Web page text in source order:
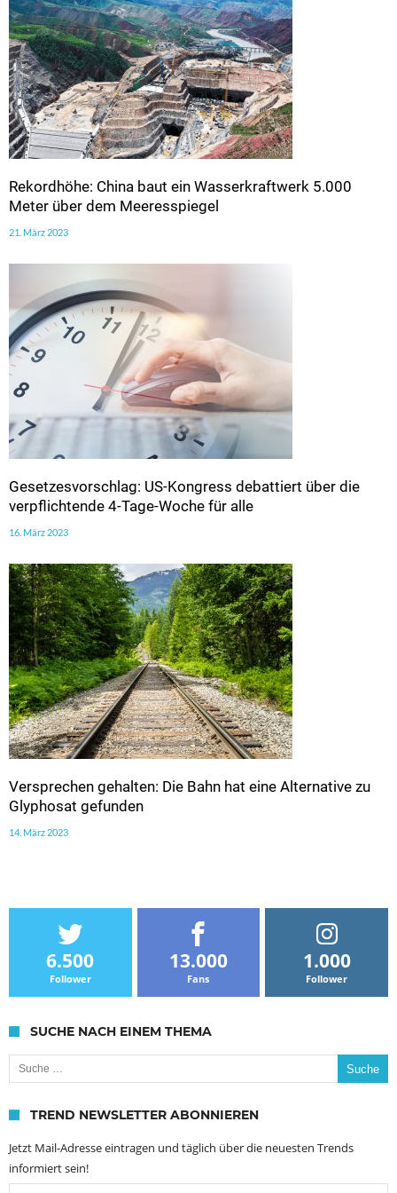
Rekordhöhe: China baut ein Wasserkraftwerk 5.000
Meter über dem Meeresspiegel
21. März 2023
Gesetzesvorschlag: US-Kongress debattiert über die
verpflichtende 4-Tage-Woche für alle
16. März 2023
Versprechen gehalten: Die Bahn hat eine Alternative zu
Glyphosat gefunden
14. März 2023
6.500
Follower
13.000
Fans
1.000
Follower
SUCHE NACH EINEM THEMA
Suche nach:
TREND NEWSLETTER ABONNIEREN
Jetzt Mail-Adresse eintragen und täglich über die neuesten Trends
informiert sein!
Email